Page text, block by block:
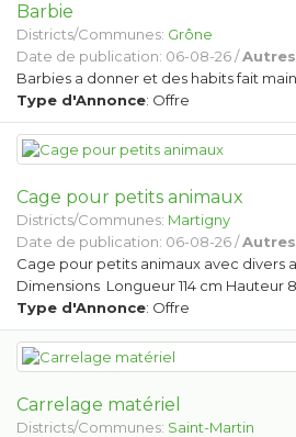
Barbie
Districts/Communes: Grône
Date de publication: 06-08-26 /Autres
Barbies a donner et des habits fait main
Type d'Annonce: Offre
Cage pour petits animaux
Districts/Communes: Martigny
Date de publication: 06-08-26 /Autres
Cage pour petits animaux avec divers
Dimensions Longueur 114 cm Hauteur
Type d'Annonce: Offre
Carrelage matériel
Districts/Communes: Saint-Martin